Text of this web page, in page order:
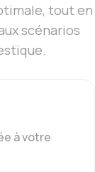
tout en
scénarios
à votre